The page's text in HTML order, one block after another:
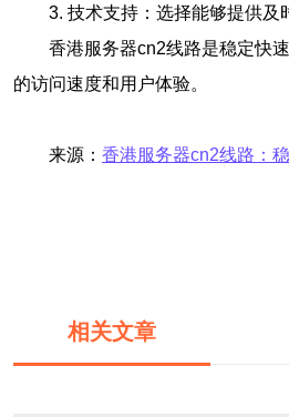
3. 技术支持：选择能够提供
香港服务器cn2线路是稳定快
的访问速度和用户体验。
来源： 香港服务器cn2线路：
相关文章